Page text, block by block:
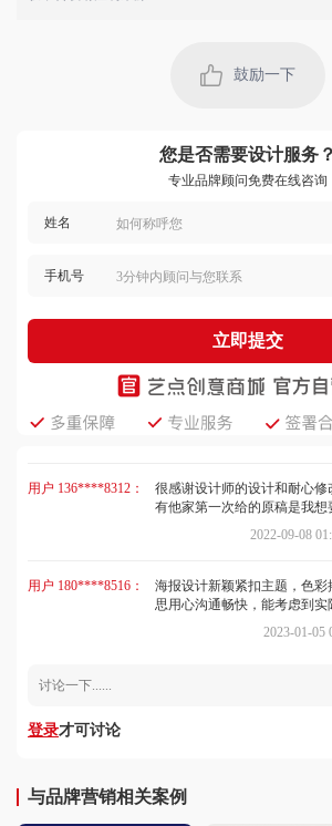
鼓励一下
您是否需要设计服务？
专业品牌顾问免费在线咨询
姓名
手机号
立即提交
用户 153****9679：
非常好，这次定制海报以及宣
很是满意，谢谢！
2023-03-
用户 136****8312：
很感谢设计师的设计和耐心
有他家第一次给的原稿是我
完美了！后期门头，名片设
2022-09-08
用户 180****8516：
海报设计新颖紧扣主题，色彩
思用心沟通畅快，能考虑到
专业，一次很不错的消费体验
2023-01-
2022-06-
议，这家的服务真好，以后有
登录才可讨论
与品牌营销相关案例